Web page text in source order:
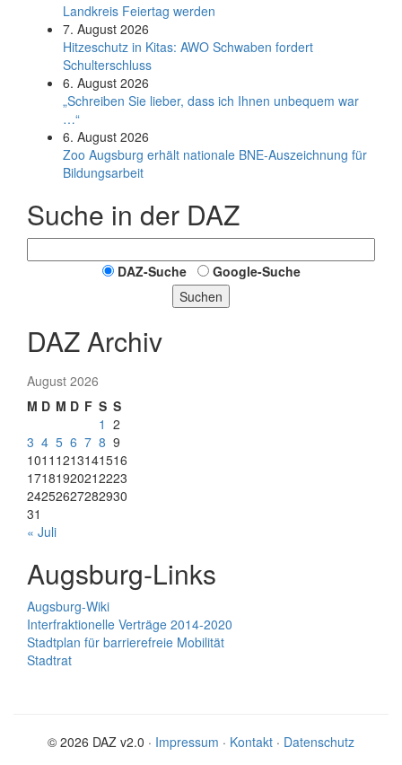
Land­kreis Feier­tag werden
7. August 2026
Hitzeschutz in Kitas: AWO Schwaben fordert
Schulterschluss
6. August 2026
„Schreiben Sie lieber, dass ich Ihnen unbequem war
…“
6. August 2026
Zoo Augsburg erhält nationale BNE-Auszeichnung für
Bildungsarbeit
Suche in der DAZ
DAZ-Suche
Google-Suche
Suchen
DAZ Archiv
August 2026
M D M D F S S
1 2
3 4 5 6 7 8 9
1011 1213141516
17181920212223
24252627282930
31
« Juli
Augsburg-Links
Augsburg-Wiki
Interfraktionelle Verträge 2014-2020
Stadtplan für barrierefreie Mobilität
Stadtrat
© 2026 DAZ v2.0 · Impressum · Kontakt · Datenschutz